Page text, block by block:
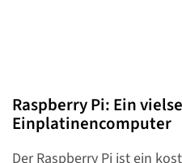
Raspberry Pi: Ein
Einplatinencomputer
Der Raspberry Pi ist ein